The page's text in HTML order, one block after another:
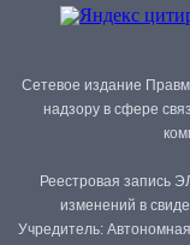
Сетевое издание
надзору в сфере
Реестровая запись
изменений в
Учредитель: